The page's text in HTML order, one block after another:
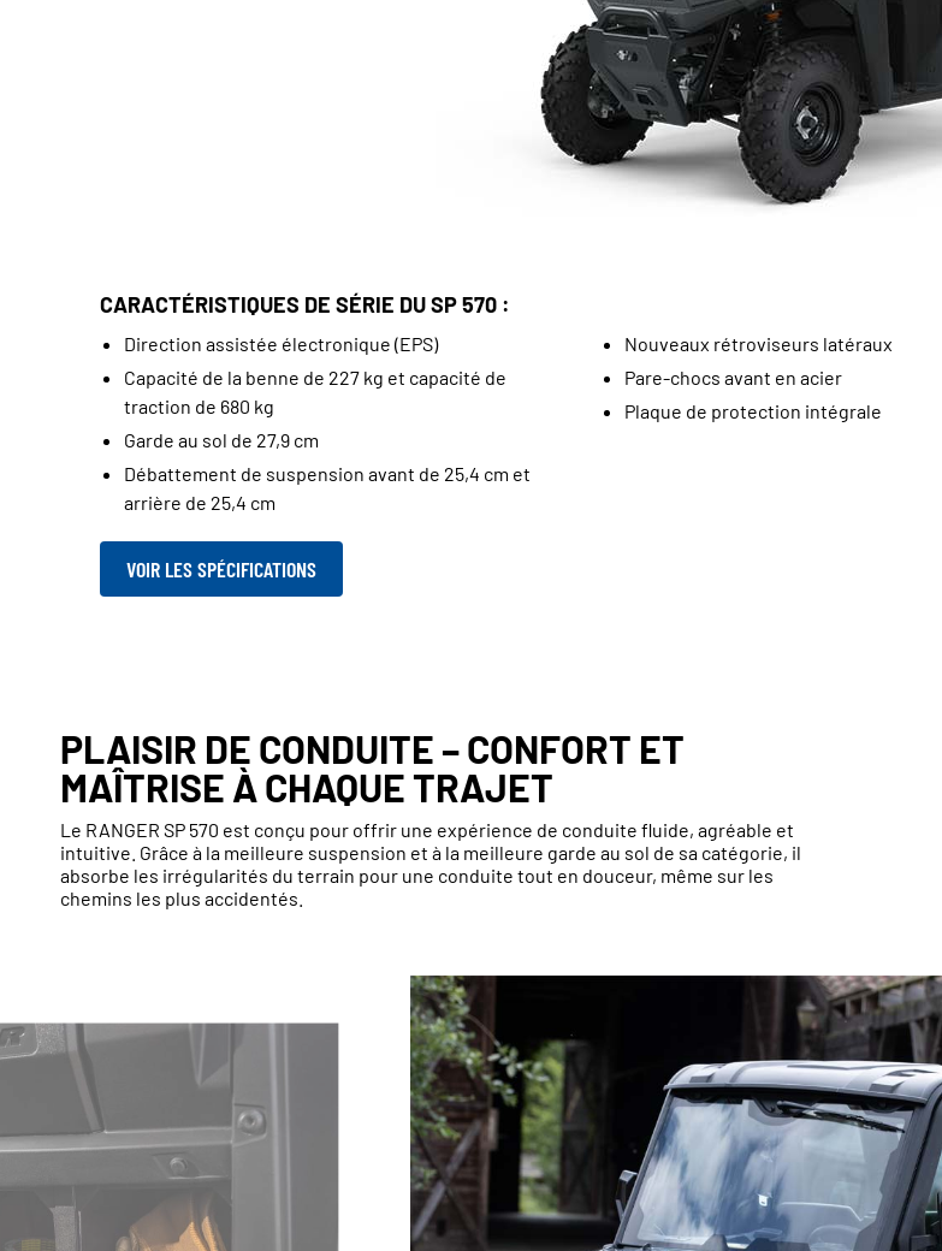
CARACTÉRISTIQUES DE SÉRIE DU SP 570 :
Direction assistée électronique (EPS)
Capacité de la benne de 227 kg et capacité de
traction de 680 kg
Garde au sol de 27,9 cm
Débattement de suspension avant de 25,4 cm et
arrière de 25,4 cm
Nouveaux rétroviseurs latéraux
Pare-chocs avant en acier
Plaque de protection intégrale
VOIR LES SPÉCIFICATIONS
PLAISIR DE CONDUITE – CONFORT ET
MAÎTRISE À CHAQUE TRAJET
Le RANGER SP 570 est conçu pour offrir une expérience de conduite fluide, agréable et
intuitive. Grâce à la meilleure suspension et à la meilleure garde au sol de sa catégorie, il
absorbe les irrégularités du terrain pour une conduite tout en douceur, même sur les
chemins les plus accidentés.